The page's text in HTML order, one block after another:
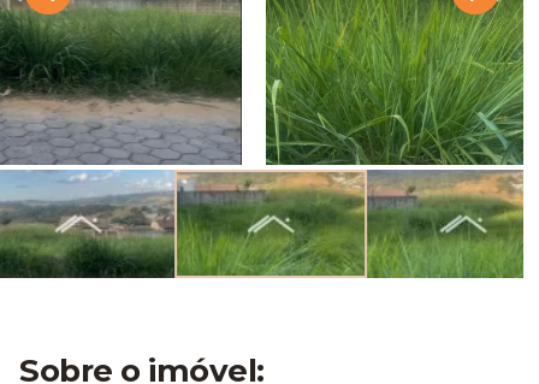
Sobre o imóvel: